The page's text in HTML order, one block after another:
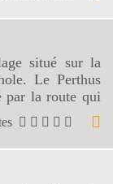
situé sur la
Le Perthus
par la route qui